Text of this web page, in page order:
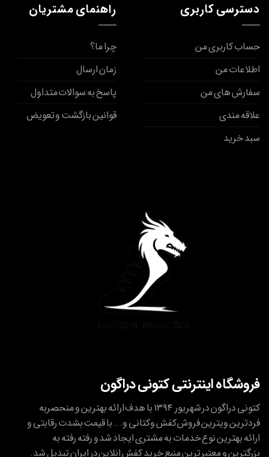
دسترسی کاربری
حساب کاربری من
اطلاعات من
سفارش های من
علاقه مندی
سبد خرید
راهنمای مشتریان
چرا ما؟
زمان ارسال
پاسخ به سوالات متداول
قوانین بازگشت و تعویض
فروشگاه اینترنتی کتونی دراگون
کتونی دراگون در شهریور ۱۳۹۴ با هدف ارائه بهترین و منحصربه
فردترین ویترین فروش کفش وکتانی و... با قیمت بشدت رقابتی و
ارائه بهترین نوع خدمات به مشتری ایجاد شد و رفته رفته به
بزرگترین و معتبر ترین منبع خرید کفش انلاین در ایران تبدیل شد.